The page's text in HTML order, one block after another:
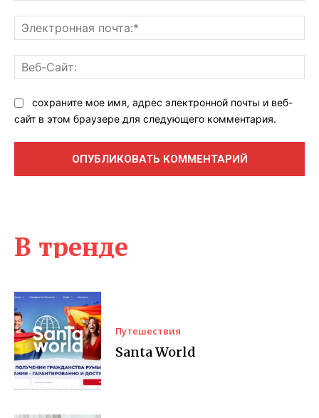
В тренде
Путешествия
Santa World
сохраните мое имя, адрес электронной почты и веб-
сайт в этом браузере для следующего комментария.